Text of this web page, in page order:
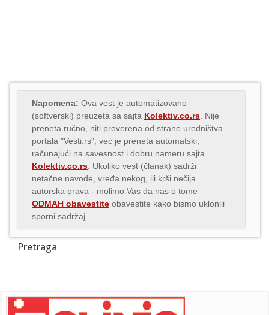
Napomena: Ova vest je automatizovano
(softverski) preuzeta sa sajta Kolektiv.co.rs . Nije
preneta ručno, niti proverena od strane uredništva
portala "Vesti.rs", već je preneta automatski,
računajući na savesnost i dobru nameru sajta
Kolektiv.co.rs . Ukoliko vest (članak) sadrži
netačne navode, vređa nekog, ili krši nečija
autorska prava - molimo Vas da nas o tome
ODMAH obavestite obavestite kako bismo uklonili
sporni sadržaj.
Pretraga